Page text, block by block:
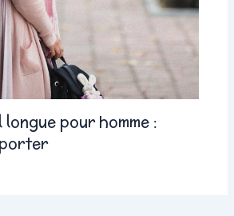
pour homme :